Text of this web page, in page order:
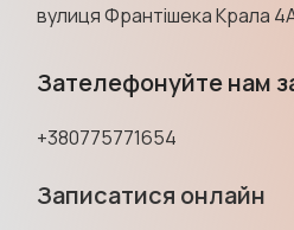
вулиця Франтішека Крала
Зателефонуйте нам
+380775771654
Записатися онлайн